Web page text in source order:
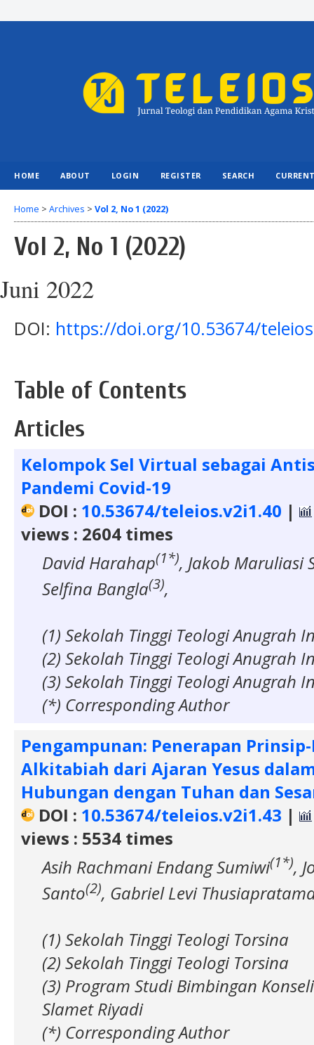
HOME ABOUT LOGIN REGISTER SEARCH
Home > Archives > Vol 2, No 1 (2022)
Vol 2, No 1 (2022)
Juni 2022
DOI: https://doi.org/10.53674/
Table of Contents
Articles
Kelompok Sel Virtual sebagai
Pandemi Covid-19
DOI : 10.53674/teleios.v2i1.40 |
views : 2604 times
David Harahap(1*), Jakob Maruliasi
Selfina Bangla(3),
(1) Sekolah Tinggi Teologi Anugrah
(2) Sekolah Tinggi Teologi Anugrah
(3) Sekolah Tinggi Teologi Anugrah
(*) Corresponding Author
Pengampunan: Penerapan
Alkitabiah dari Ajaran Yesus
Hubungan dengan Tuhan dan
DOI : 10.53674/teleios.v2i1.43 |
views : 5534 times
Asih Rachmani Endang Sumiwi(1*),
Santo(2), Gabriel Levi
(1) Sekolah Tinggi Teologi Torsina
(2) Sekolah Tinggi Teologi Torsina
(3) Program Studi Bimbingan
Slamet Riyadi
(*) Corresponding Author